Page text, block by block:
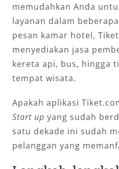
memudahkan Anda
layanan dalam
pesan kamar hotel,
menyediakan jasa
kereta api, bus, hingga
tempat wisata.
Apakah aplikasi
Start up yang sudah
satu dekade ini sudah
pelanggan yang